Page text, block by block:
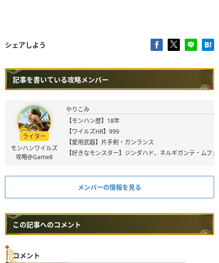
シェアしよう
記事を書いている攻略メンバー
ライター
モンハンワイルズ
攻略@Game8
やりこみ
【モンハン歴】18年
【ワイルズHR】999
【愛用武器】片手剣・ガンランス
【好きなモンスター】ジンダハド、ネルギガンテ・ムフ
メンバーの情報を見る
この記事へのコメント
コメント